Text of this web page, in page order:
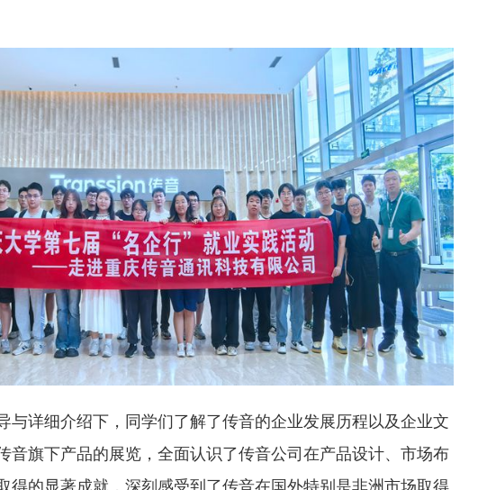
与详细介绍下，同学们了解了传音的企业发展历程以及企业文
音旗下产品的展览，全面认识了传音公司在产品设计、市场布